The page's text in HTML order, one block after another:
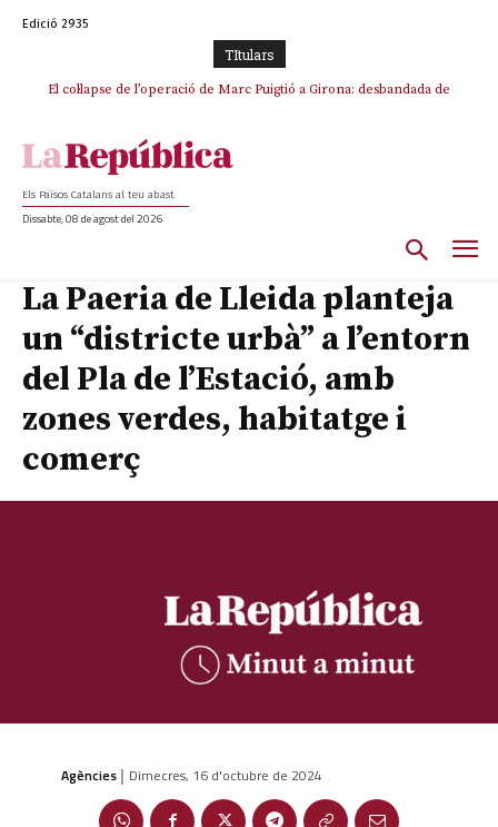
Edició 2935
TItulars
El col·lapse de l’operació de Marc Puigtió a Girona: desbandada de
Els Països Catalans al teu abast
Dissabte, 08 de agost del 2026
La Paeria de Lleida planteja
un “districte urbà” a l’entorn
del Pla de l’Estació, amb
zones verdes, habitatge i
comerç
Agències | Dimecres, 16 d'octubre de 2024